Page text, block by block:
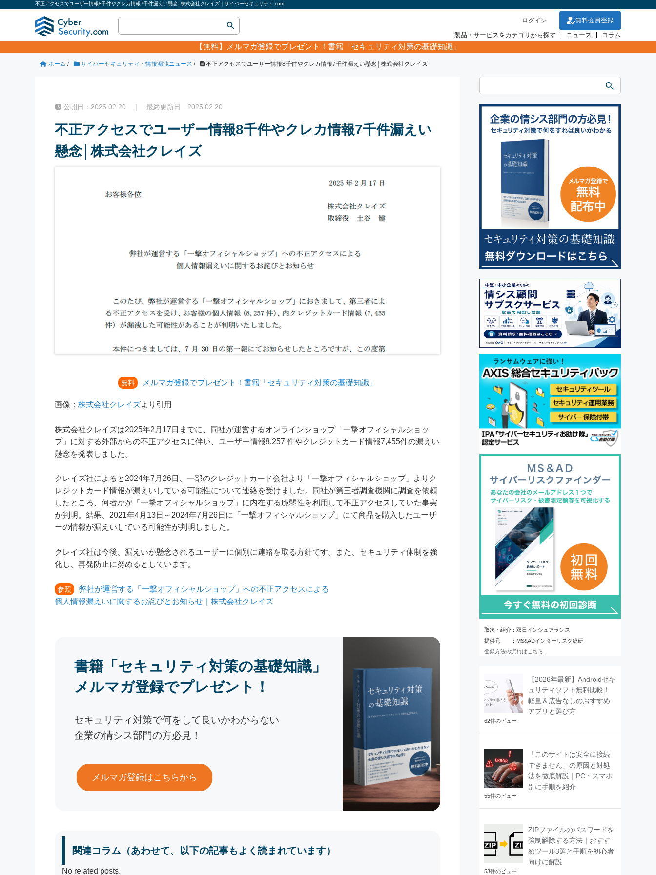
不正アクセスでユーザー情報8千件やクレカ情報7千件漏えい懸念│株式会社クレイズ｜サイバーセキュリティ.com
ログイン
無料会員登録
製品・サービスをカテゴリから探す
ニュース コラム
【無料】 メルマガ登録でプレゼント！書籍「セキュリティ対策の基礎知識」
ホーム / サイバーセキュリティ・情報漏洩ニュース / 不正アクセスでユーザー情報8千件やクレカ情報7千件漏えい懸念│株式会社クレイズ
公開日：2025.02.20 ｜ 最終更新日：2025.02.20
不正アクセスでユーザー情報8千件やクレカ情報7千件漏えい
懸念│株式会社クレイズ
無料 メルマガ登録でプレゼント！書籍「セキュリティ対策の基礎知識」
画像： 株式会社クレイズより引用
株式会社クレイズは2025年2月17日までに、同社が運営するオンラインショップ「一撃オフィシャルショッ
プ」に対する外部からの不正アクセスに伴い、ユーザー情報8,257 件やクレジットカード情報7,455件の漏えい
懸念を発表しました。
クレイズ社によると2024年7月26日、一部のクレジットカード会社より「一撃オフィシャルショップ」よりク
レジットカード情報が漏えいしている可能性について連絡を受けました。同社が第三者調査機関に調査を依頼
したところ、何者かが「一撃オフィシャルショップ」に内在する脆弱性を利用して不正アクセスしていた事実
が判明。結果、2021年4月13日～2024年7月26日に「一撃オフィシャルショップ」にて商品を購入したユーザ
ーの情報が漏えいしている可能性が判明しました。
クレイズ社は今後、漏えいが懸念されるユーザーに個別に連絡を取る方針です。また、セキュリティ体制を強
化し、再発防止に努めるとしています。
参照
弊社が運営する「一撃オフィシャルショップ」への不正アクセスによる
個人情報漏えいに関するお詫びとお知らせ｜株式会社クレイズ
書籍「セキュリティ対策の基礎知識」
メルマガ登録でプレゼント！
セキュリティ対策で何をして良いかわからない
企業の情シス部門の方必見！
メルマガ登録はこちらから
関連コラム（あわせて、以下の記事もよく読まれています）
No related posts.
取次・紹介：双日インシュアランス
提供元 ：MS&ADインターリスク総研
登録方法の流れはこちら
【2026年最新】Androidセキ
ュリティソフト無料比較！
軽量＆広告なしのおすすめ
アプリと選び方
62件のビュー
「このサイトは安全に接続
できません」の原因と対処
法を徹底解説｜PC・スマホ
別に手順を紹介
55件のビュー
ZIPファイルのパスワードを
強制解除する方法｜おすす
めツール3選と手順を初心者
向けに解説
53件のビュー